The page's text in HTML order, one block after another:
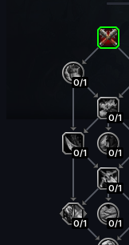
0/1
0/1
0/1
0/1
0/1
0/1
0/1